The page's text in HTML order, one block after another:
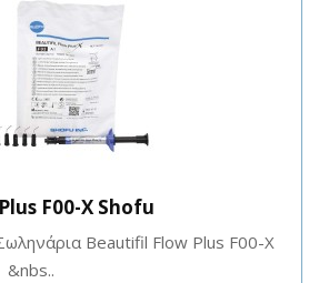
F00-X Shofu
Beautifil Flow Plus F00-X